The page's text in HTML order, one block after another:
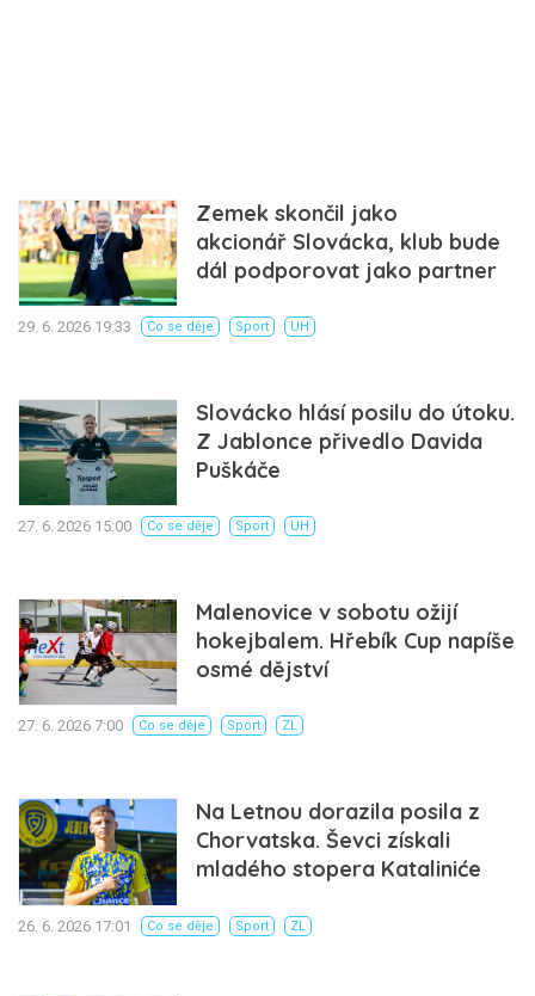
Zemek skončil jako
akcionář Slovácka, klub bude
dál podporovat jako partner
29. 6. 2026 19:33 Co se děje Sport UH
Slovácko hlásí posilu do útoku.
Z Jablonce přivedlo Davida
Puškáče
27. 6. 2026 15:00 Co se děje Sport UH
Malenovice v sobotu ožijí
hokejbalem. Hřebík Cup napíše
osmé dějství
27. 6. 2026 7:00 Co se děje Sport ZL
Na Letnou dorazila posila z
Chorvatska. Ševci získali
mladého stopera Kataliniće
26. 6. 2026 17:01 Co se děje Sport ZL